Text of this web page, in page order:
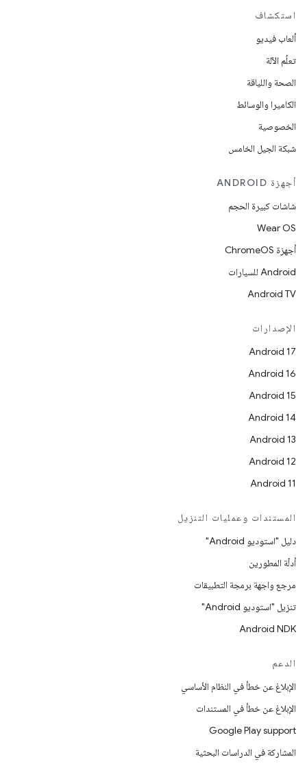
استكشاف
ألعاب فيديو
تعلُم الآلة
الصحة واللياقة
الكاميرا والوسائط
الخصوصية
شبكة الجيل الخامس
أجهزة ANDROID
شاشات كبيرة الحجم
Wear OS
أجهزة ChromeOS
Android للسيارات
Android TV
الإصدارات
Android 17
Android 16
Android 15
Android 14
Android 13
Android 12
Android 11
المستندات وعمليات التنزيل
دليل "استوديو Android"
أدلّة المطورين
مرجع واجهة برمجة التطبيقات
تنزيل "استوديو Android"
Android NDK
الدعم
الإبلاغ عن خطأ في النظام الأساسي
الإبلاغ عن خطأ في المستندات
Google Play support
المشاركة في الدراسات البحثية